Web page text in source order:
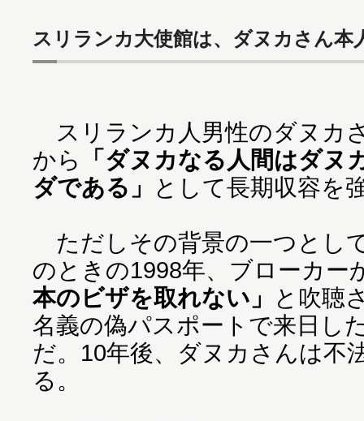
スリランカ大使館は、ダヌカさん本
スリランカ人男性のダヌカ
から
「ダヌカなる人間はダ
ダである」
として長期収容を
ただしその背景の一つとし
のときの1998年、ブローカー
本のビザを取れない」
と吹聴
名義の偽パスポートで来日し
だ。10年後、ダヌカさんは不
る。